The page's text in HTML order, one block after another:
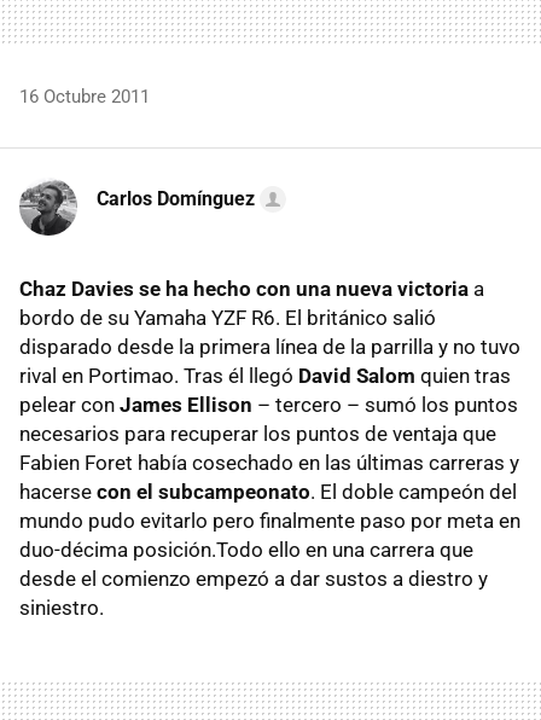
16 Octubre 2011
Carlos Domínguez
Chaz Davies se ha hecho con una nueva victoria a
bordo de su Yamaha YZF R6. El británico salió
disparado desde la primera línea de la parrilla y no tuvo
rival en Portimao. Tras él llegó David Salom quien tras
pelear con James Ellison – tercero – sumó los puntos
necesarios para recuperar los puntos de ventaja que
Fabien Foret había cosechado en las últimas carreras y
hacerse con el subcampeonato. El doble campeón del
mundo pudo evitarlo pero finalmente paso por meta en
duo-décima posición.Todo ello en una carrera que
desde el comienzo empezó a dar sustos a diestro y
siniestro.